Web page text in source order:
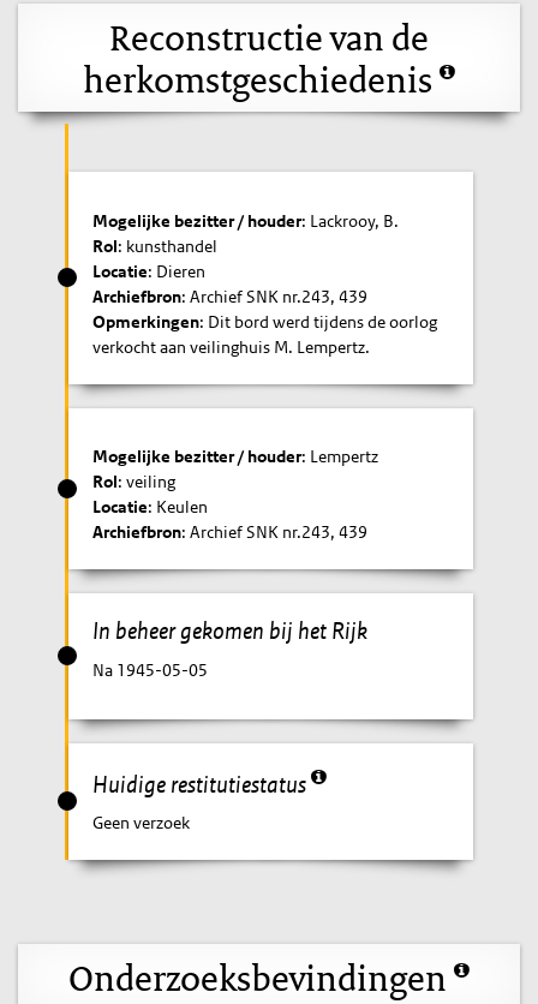
Reconstructie van de
herkomstgeschiedenis
Mogelijke bezitter / houder: Lackrooy, B.
Rol: kunsthandel
Locatie: Dieren
Archiefbron: Archief SNK nr.243, 439
Opmerkingen: Dit bord werd tijdens de oorlog
verkocht aan veilinghuis M. Lempertz.
Mogelijke bezitter / houder: Lempertz
Rol: veiling
Locatie: Keulen
Archiefbron: Archief SNK nr.243, 439
In beheer gekomen bij het Rijk
Na 1945-05-05
Huidige restitutiestatus
Geen verzoek
Onderzoeksbevindingen